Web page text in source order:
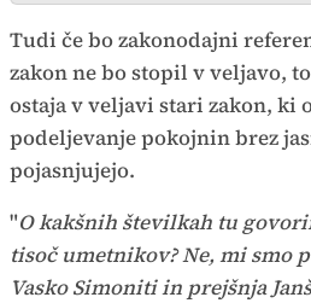
Tudi če bo zakonodajni
zakon ne bo stopil v veljavo,
ostaja v veljavi stari zakon, ki
podeljevanje pokojnin brez
pojasnjujejo.
"O kakšnih številkah tu
tisoč umetnikov? Ne, mi smo
Vasko Simoniti in prejšnja